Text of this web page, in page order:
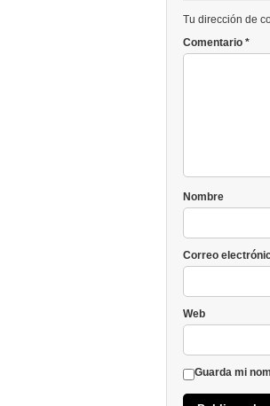
Tu dirección de
Comentario *
Nombre
Correo
Web
Guarda mi